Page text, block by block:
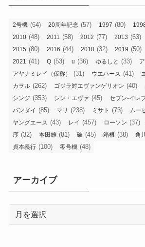
2号機 (64) 20周年記念 (57) 1997 (80)
2010 (48) 2011 (58) 2012 (77) 2013 (63)
2015 (80) 2016 (44) 2018 (32) 2019 (50)
2021 (41) Q (53) u (36) ゆるしと (33)
アヤナミレイ（仮称） (31) ウエハース (41)
カヲル (262) ゴジラ対エヴァンゲリオン (40)
シンジ (353) シン・エヴァ (45) セブン-イレ
バンダイ (85) マリ (238) ミサト (73) ムー
ヤングエース (43) レイ (457) ローソン (37)
序 (32) 本田雄 (81) 破 (45) 箱根 (38) 角
貞本義行 (100) 零号機 (48)
アーカイブ